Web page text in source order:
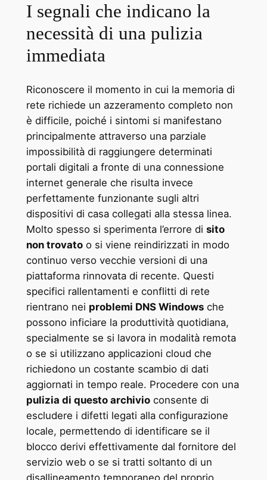
I segnali che indicano la
necessità di una pulizia
immediata
Riconoscere il momento in cui la memoria di
rete richiede un azzeramento completo non
è difficile, poiché i sintomi si manifestano
principalmente attraverso una parziale
impossibilità di raggiungere determinati
portali digitali a fronte di una connessione
internet generale che risulta invece
perfettamente funzionante sugli altri
dispositivi di casa collegati alla stessa linea.
Molto spesso si sperimenta l’errore di sito
non trovatoo si viene reindirizzati in modo
continuo verso vecchie versioni di una
piattaforma rinnovata di recente. Questi
specifici rallentamenti e conflitti di rete
rientrano nei problemi DNS Windowsche
possono inficiare la produttività quotidiana,
specialmente se si lavora in modalità remota
o se si utilizzano applicazioni cloud che
richiedono un costante scambio di dati
aggiornati in tempo reale. Procedere con una
pulizia di questo archivioconsente di
escludere i difetti legati alla configurazione
locale, permettendo di identificare se il
blocco derivi effettivamente dal fornitore del
servizio web o se si tratti soltanto di un
disallineamento temporaneo del proprio